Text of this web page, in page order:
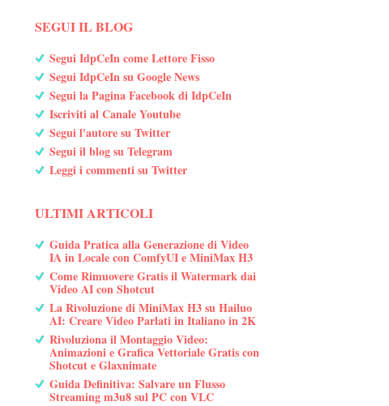
SEGUI IL BLOG
Segui IdpCeIn come Lettore Fisso
Segui IdpCeIn su Google News
Segui la Pagina Facebook di IdpCeIn
Iscriviti al Canale Youtube
Segui l'autore su Twitter
Segui il blog su Telegram
Leggi i commenti su Twitter
ULTIMI ARTICOLI
Guida Pratica alla Generazione di Video
IA in Locale con ComfyUI e MiniMax H3
Come Rimuovere Gratis il Watermark dai
Video AI con Shotcut
La Rivoluzione di MiniMax H3 su Hailuo
AI: Creare Video Parlati in Italiano in 2K
Rivoluziona il Montaggio Video:
Animazioni e Grafica Vettoriale Gratis con
Shotcut e Glaxnimate
Guida Definitiva: Salvare un Flusso
Streaming m3u8 sul PC con VLC